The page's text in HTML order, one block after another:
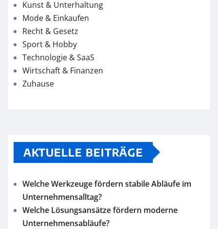
Kunst & Unterhaltung
Mode & Einkaufen
Recht & Gesetz
Sport & Hobby
Technologie & SaaS
Wirtschaft & Finanzen
Zuhause
AKTUELLE BEITRÄGE
Welche Werkzeuge fördern stabile Abläufe im
Unternehmensalltag?
Welche Lösungsansätze fördern moderne
Unternehmensabläufe?